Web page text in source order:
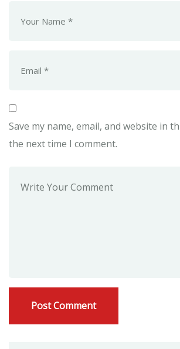
Save my name, email, and website in
the next time I comment.